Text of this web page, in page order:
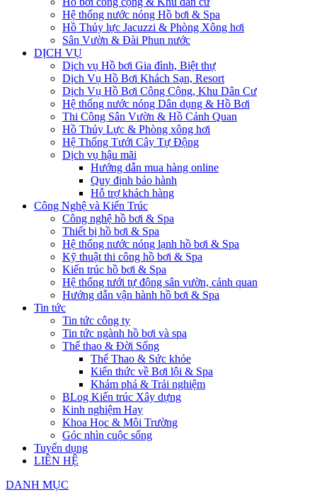
Hệ thống nước nóng Hồ bơi & Spa
Hồ Thủy lực Jacuzzi & Phòng Xông hơi
Sân Vườn & Đài Phun nước
DỊCH VỤ
Dịch vụ Hồ bơi Gia đình, Biệt thự
Dịch Vụ Hồ Bơi Khách Sạn, Resort
Dịch Vụ Hồ Bơi Công Cộng, Khu Dân Cư
Hệ thống nước nóng Dân dụng & Hồ Bơi
Thi Công Sân Vườn & Hồ Cảnh Quan
Hồ Thủy Lực & Phòng xông hơi
Hệ Thống Tưới Cây Tự Động
Dịch vụ hậu mãi
Hướng dẫn mua hàng online
Quy định bảo hành
Hỗ trợ khách hàng
Công Nghệ và Kiến Trúc
Công nghệ hồ bơi & Spa
Thiết bị hồ bơi & Spa
Hệ thống nước nóng lạnh hồ bơi & Spa
Kỹ thuật thi công hồ bơi & Spa
Kiến trúc hồ bơi & Spa
Hệ thống tưới tự động sân vườn, cảnh quan
Hướng dẫn vận hành hồ bơi & Spa
Tin tức
Tin tức công ty
Tin tức ngành hồ bơi và spa
Thể thao & Đời Sống
Thể Thao & Sức khỏe
Kiến thức về Bơi lội & Spa
Khám phá & Trải nghiệm
BLog Kiến trúc Xây dựng
Kinh nghiệm Hay
Khoa Học & Môi Trường
Góc nhìn cuộc sống
Tuyển dụng
LIÊN HỆ
DANH MỤC